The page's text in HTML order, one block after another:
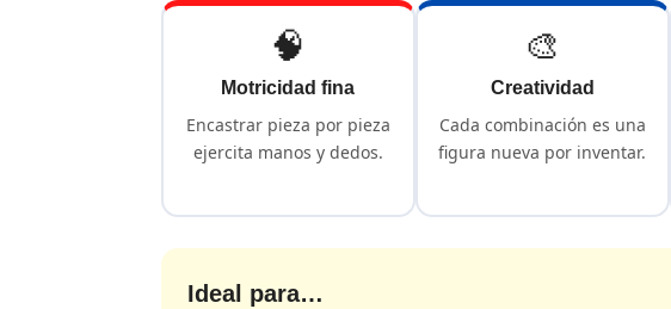
🧠
Motricidad fina
Encastrar pieza por pieza
ejercita manos y dedos.
🎨
Creatividad
Cada combinación es una
figura nueva por inventar.
Ideal para…